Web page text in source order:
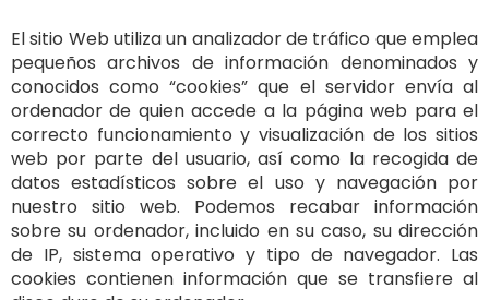
El sitio Web utiliza un analizador de tráfico que emplea
pequeños archivos de información denominados y
conocidos como “cookies” que el servidor envía al
ordenador de quien accede a la página web para el
correcto funcionamiento y visualización de los sitios
web por parte del usuario, así como la recogida de
datos estadísticos sobre el uso y navegación por
nuestro sitio web. Podemos recabar información
sobre su ordenador, incluido en su caso, su dirección
de IP, sistema operativo y tipo de navegador. Las
cookies contienen información que se transfiere al